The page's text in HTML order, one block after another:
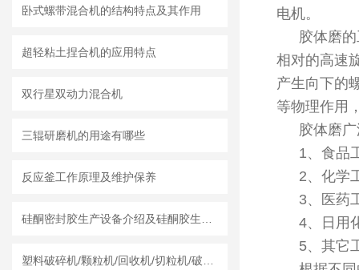
卧式螺带混合机的结构特点及其作用
超轻粘土捏合机的应用特点
双行星双动力混合机
三辊研磨机的用途有哪些
反应釜工作原理及维护保养
电机。
胶体磨
相对的高速
产生向下的
等物理作用
胶体磨
1、食品
2、化学
3、医药
4、日用
5、其它